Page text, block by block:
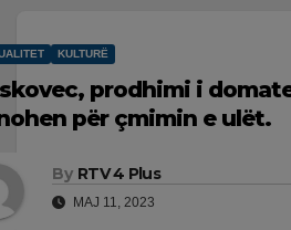
KULTURË
prodhimi i
për çmimin e ulët.
By RTV 4 Plus
MAJ 11, 2023